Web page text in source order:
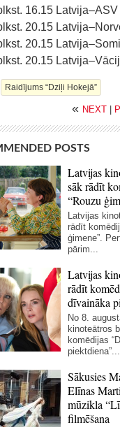
16.15 Latvija–ASV
20.15
20.15
20.15
Raidījums “Dziļi Hokejā”
« NEXT
POSTS
Latvijas
sāk rādīt
“Rouzu
Latvijas
rādīt
ģimene”.
pārim...
Latvijas
rādīt
dīvaināka
No 8.
kinoteātros
komēdijas
piektdiena”...
Sākusies
Elīnas
mūzikla
filmēšana